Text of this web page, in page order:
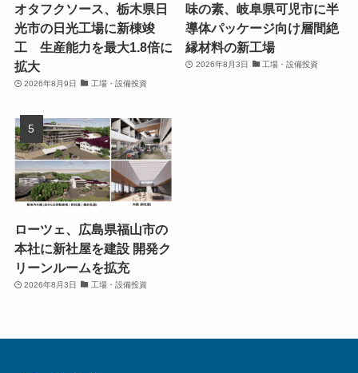
オタフクソース、栃木県日
光市の日光工場に新棟竣
工 生産能力を最大1.8倍に
拡大
2026年8月9日 工場・設備投資
味の素、岐阜県可児市に半
導体パッケージ向け層間絶
縁材料の新工場
2026年8月3日 工場・設備投資
ローツェ、広島県福山市の
本社に新社屋を建設 開発ク
リーンルームを拡充
2026年8月3日 工場・設備投資